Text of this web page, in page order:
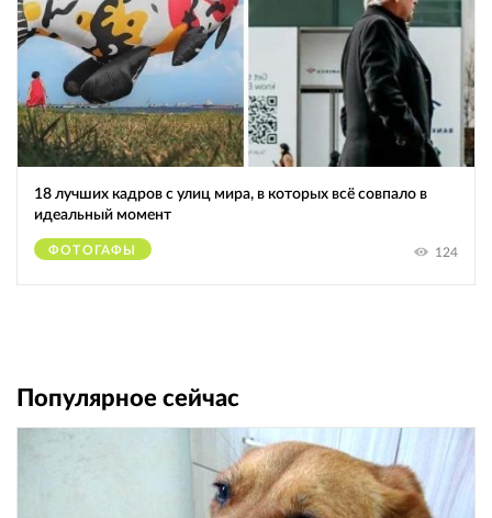
18 лучших кадров с улиц мира, в которых всё совпало в
идеальный момент
ФОТОГАФЫ 124
Популярное сейчас